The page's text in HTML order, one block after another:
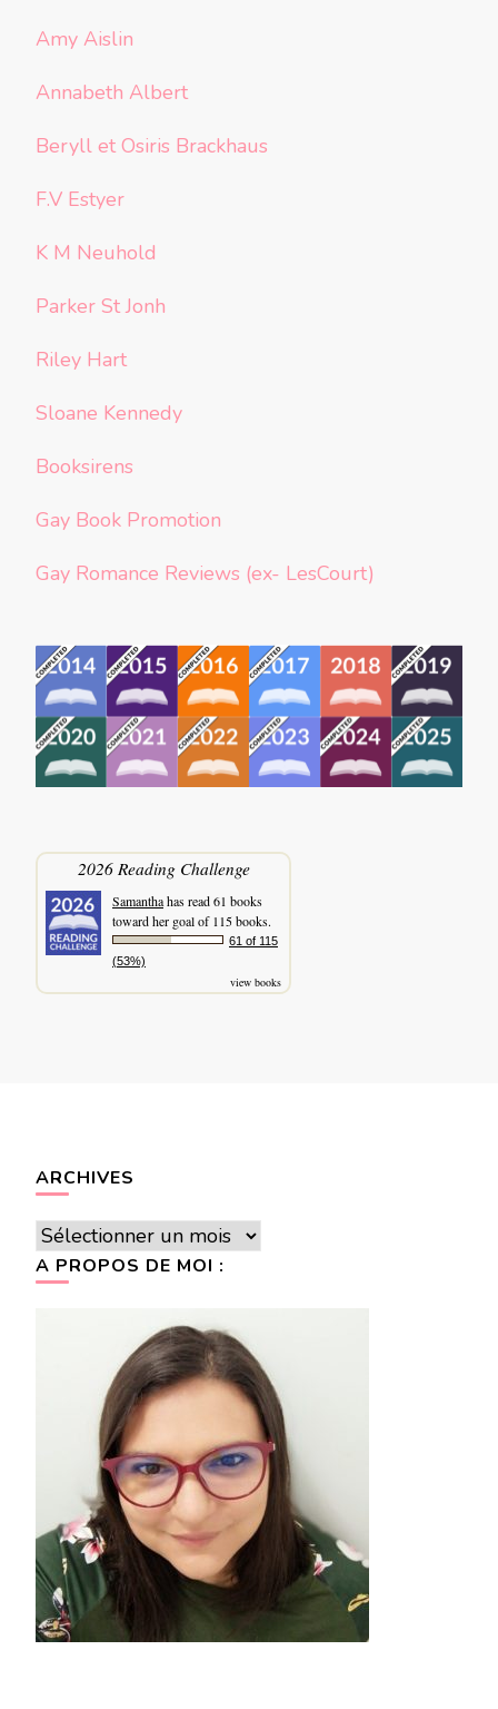
Amy Aislin
Annabeth Albert
Beryll et Osiris Brackhaus
F.V Estyer
K M Neuhold
Parker St Jonh
Riley Hart
Sloane Kennedy
Booksirens
Gay Book Promotion
Gay Romance Reviews (ex- LesCourt)
2026 Reading Challenge
Samanthahas read 61 books
toward her goal of 115 books.
61 of 115
(53%)
view books
ARCHIVES
Archives
A PROPOS DE MOI :